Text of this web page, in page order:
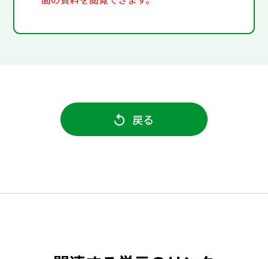
戻る